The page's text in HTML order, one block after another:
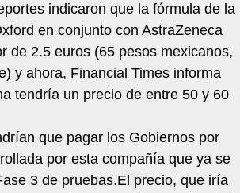
indicaron que la fórmula de la
en conjunto con AstraZeneca
de 2.5 euros (65 pesos mexicanos,
y ahora, Financial Times informa
tendría un precio de entre 50 y 60
que pagar los Gobiernos por
por esta compañía que ya se
3 de pruebas.El precio, que iría